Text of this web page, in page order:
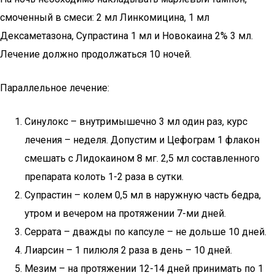
смоченный в смеси: 2 мл Линкомицина, 1 мл
Дексаметазона, Супрастина 1 мл и Новокаина 2% 3 мл.
Лечение должно продолжаться 10 ночей.
Параллельное лечение:
Синулокс – внутримышечно 3 мл один раз, курс
лечения – неделя. Допустим и Цефограм 1 флакон
смешать с Лидокаином 8 мг. 2,5 мл составленного
препарата колоть 1-2 раза в сутки.
Супрастин – колем 0,5 мл в наружную часть бедра,
утром и вечером на протяжении 7-ми дней.
Серрата – дважды по капсуле – не дольше 10 дней.
Лиарсин – 1 пилюля 2 раза в день – 10 дней.
Мезим – на протяжении 12-14 дней принимать по 1